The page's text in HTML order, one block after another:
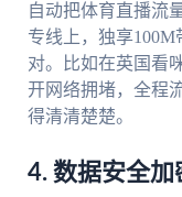
自动把体育直播流
专线上，独享
对。比如在英国看
开网络拥堵，全程
得清清楚楚。
4. 数据安全